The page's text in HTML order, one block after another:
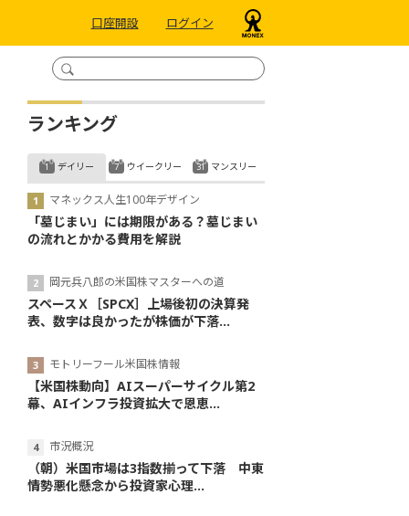
口座開設 ログイン
ランキング
デイリー
マネックス人生100年デザイン
「墓じまい」には期限がある？墓じまい
の流れとかかる費用を解説
岡元兵八郎の米国株マスターへの道
スペースＸ［SPCX］上場後初の決算発
表、数字は良かったが株価が下落...
モトリーフール米国株情報
【米国株動向】AIスーパーサイクル第2
幕、AIインフラ投資拡大で恩恵...
市況概況
（朝）米国市場は3指数揃って下落 中東
情勢悪化懸念から投資家心理...
ウイークリー マンスリー